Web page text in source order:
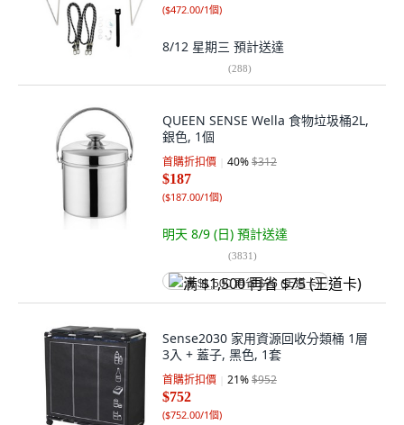
($472.00/1個)
8/12 星期三 預計送達
(288)
QUEEN SENSE Wella 食物垃圾桶2L,
銀色, 1個
首購折扣價 40%$312
$187
($187.00/1個)
明天 8/9 (日) 預計送達
(3831)
满 $1,500 再省 $75 (王道卡)
Sense2030 家用資源回收分類桶 1層
3入 + 蓋子, 黑色, 1套
首購折扣價 21%$952
$752
($752.00/1個)